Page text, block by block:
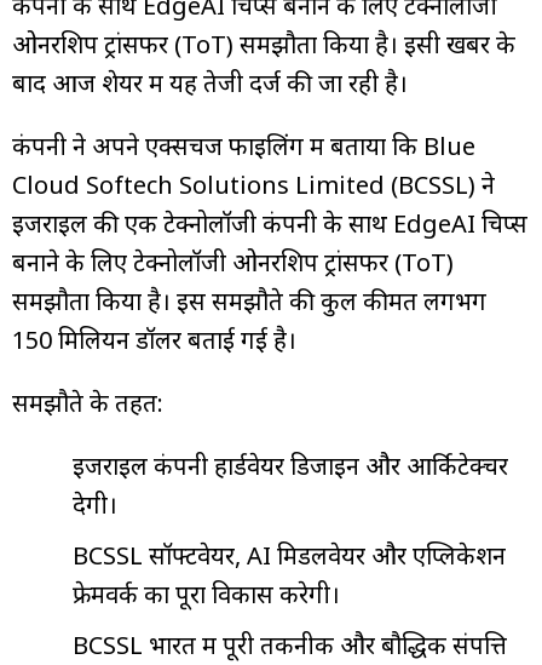
ओनरशिप ट्रांसफर (ToT) समझौता किया है। इसी खबर के
बाद आज शेयर में यह तेजी दर्ज की जा रही है।
कंपनी ने अपने एक्सचेंज फाइलिंग में बताया कि Blue
Cloud Softech Solutions Limited (BCSSL) ने
इजराइल की एक टेक्नोलॉजी कंपनी के साथ EdgeAI चिप्स
बनाने के लिए टेक्नोलॉजी ओनरशिप ट्रांसफर (ToT)
समझौता किया है। इस समझौते की कुल कीमत लगभग
150 मिलियन डॉलर बताई गई है।
समझौते के तहत:
इजराइल कंपनी हार्डवेयर डिजाइन और आर्किटेक्चर
देगी।
BCSSL सॉफ्टवेयर, AI मिडलवेयर और एप्लिकेशन
फ्रेमवर्क का पूरा विकास करेगी।
BCSSL भारत में पूरी तकनीक और बौद्धिक संपत्ति